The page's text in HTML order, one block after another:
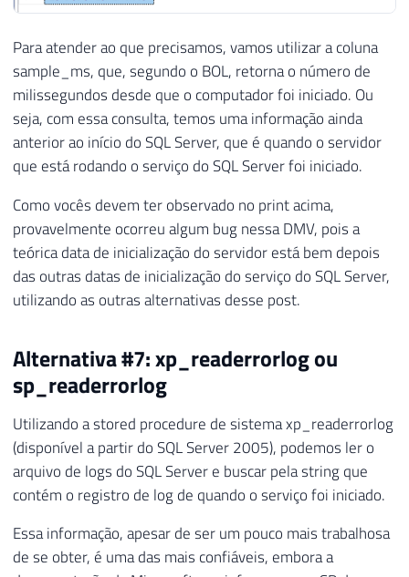
Para atender ao que precisamos, vamos utilizar a coluna
sample_ms, que, segundo o BOL, retorna o número de
milissegundos desde que o computador foi iniciado. Ou
seja, com essa consulta, temos uma informação ainda
anterior ao início do SQL Server, que é quando o servidor
que está rodando o serviço do SQL Server foi iniciado.
Como vocês devem ter observado no print acima,
provavelmente ocorreu algum bug nessa DMV, pois a
teórica data de inicialização do servidor está bem depois
das outras datas de inicialização do serviço do SQL Server,
utilizando as outras alternativas desse post.
Alternativa #7: xp_readerrorlog ou
sp_readerrorlog
Utilizando a stored procedure de sistema xp_readerrorlog
(disponível a partir do SQL Server 2005), podemos ler o
arquivo de logs do SQL Server e buscar pela string que
contém o registro de log de quando o serviço foi iniciado.
Essa informação, apesar de ser um pouco mais trabalhosa
de se obter, é uma das mais confiáveis, embora a